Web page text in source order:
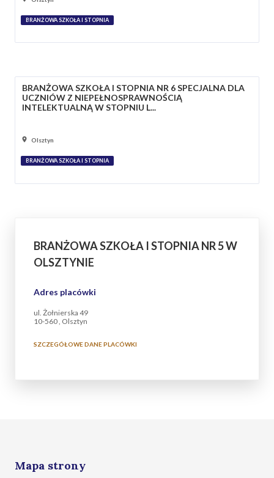
BRANŻOWA SZKOŁA I STOPNIA
BRANŻOWA SZKOŁA I STOPNIA NR 6 SPECJALNA DLA
UCZNIÓW Z NIEPEŁNOSPRAWNOŚCIĄ
INTELEKTUALNĄ W STOPNIU L...
Olsztyn
BRANŻOWA SZKOŁA I STOPNIA
BRANŻOWA SZKOŁA I STOPNIA NR 5 W
OLSZTYNIE
Adres placówki
ul. Żołnierska 49
10-560 , Olsztyn
SZCZEGÓŁOWE DANE PLACÓWKI
Mapa strony